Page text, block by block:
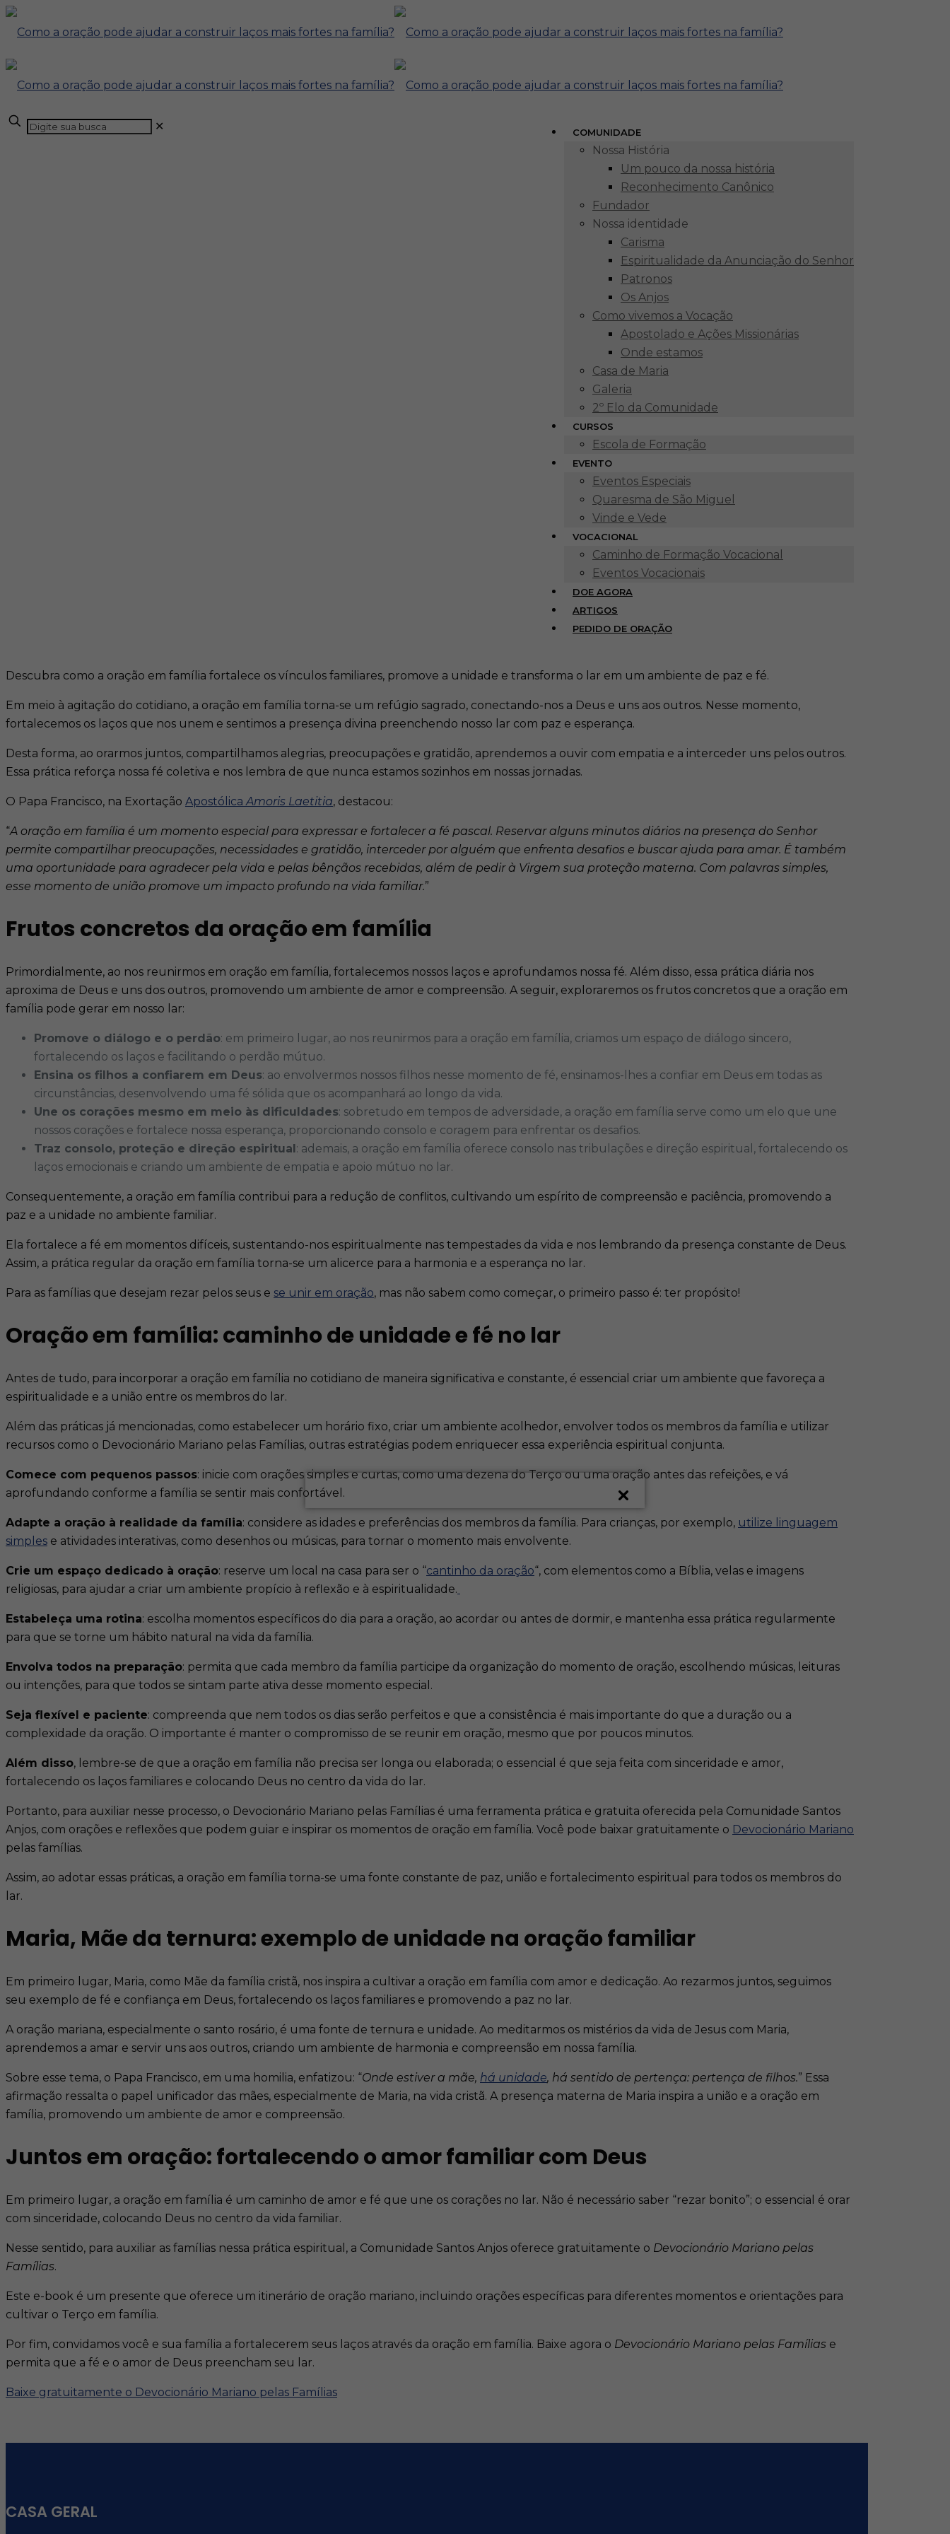
COMUNIDADE
Nossa História
Um pouco da nossa história
Reconhecimento Canônico
Fundador
Nossa identidade
Carisma
Espiritualidade da Anunciação do Senhor
Patronos
Os Anjos
Como vivemos a Vocação
Apostolado e Ações Missionárias
Onde estamos
Casa de Maria
Galeria
2º Elo da Comunidade
CURSOS
Escola de Formação
EVENTO
Eventos Especiais
Quaresma de São Miguel
Vinde e Vede
VOCACIONAL
Caminho de Formação Vocacional
Eventos Vocacionais
DOE AGORA
ARTIGOS
PEDIDO DE ORAÇÃO
✕
Descubra como a oração em família fortalece os vínculos familiares, promove a unidade e transforma o lar em um ambiente de paz e fé.
Em meio à agitação do cotidiano, a oração em família torna-se um refúgio sagrado, conectando-nos a Deus e uns aos outros. Nesse momento,
fortalecemos os laços que nos unem e sentimos a presença divina preenchendo nosso lar com paz e esperança.
Desta forma, ao orarmos juntos, compartilhamos alegrias, preocupações e gratidão, aprendemos a ouvir com empatia e a interceder uns pelos outros.
Essa prática reforça nossa fé coletiva e nos lembra de que nunca estamos sozinhos em nossas jornadas.
O Papa Francisco, na Exortação ApostólicaAmoris Laetitia, destacou:​
“A oração em família é um momento especial para expressar e fortalecer a fé pascal. Reservar alguns minutos diários na presença do Senhor
permite compartilhar preocupações, necessidades e gratidão, interceder por alguém que enfrenta desafios e buscar ajuda para amar. É também
uma oportunidade para agradecer pela vida e pelas bênçãos recebidas, além de pedir à Virgem sua proteção materna. Com palavras simples,
esse momento de união promove um impacto profundo na vida familiar.”
Frutos concretos da oração em família
Primordialmente, ao nos reunirmos em oração em família, fortalecemos nossos laços e aprofundamos nossa fé. Além disso, essa prática diária nos
aproxima de Deus e uns dos outros, promovendo um ambiente de amor e compreensão. A seguir, exploraremos os frutos concretos que a oração em
família pode gerar em nosso lar:​
Promove o diálogo e o perdão: em primeiro lugar, ao nos reunirmos para a oração em família, criamos um espaço de diálogo sincero,
fortalecendo os laços e facilitando o perdão mútuo.​
Ensina os filhos a confiarem em Deus: ao envolvermos nossos filhos nesse momento de fé, ensinamos-lhes a confiar em Deus em todas as
circunstâncias, desenvolvendo uma fé sólida que os acompanhará ao longo da vida.​
Une os corações mesmo em meio às dificuldades: sobretudo em tempos de adversidade, a oração em família serve como um elo que une
nossos corações e fortalece nossa esperança, proporcionando consolo e coragem para enfrentar os desafios.​
Traz consolo, proteção e direção espiritual: ademais, a oração em família oferece consolo nas tribulações e direção espiritual, fortalecendo os
laços emocionais e criando um ambiente de empatia e apoio mútuo no lar.​
Consequentemente, a oração em família contribui para a redução de conflitos, cultivando um espírito de compreensão e paciência, promovendo a
paz e a unidade no ambiente familiar.
Ela fortalece a fé em momentos difíceis, sustentando-nos espiritualmente nas tempestades da vida e nos lembrando da presença constante de Deus.
Assim, a prática regular da oração em família torna-se um alicerce para a harmonia e a esperança no lar.​
Para as famílias que desejam rezar pelos seus e se unir em oração, mas não sabem como começar, o primeiro passo é: ter propósito!
Oração em família: caminho de unidade e fé no lar ​
Antes de tudo, para incorporar a oração em família no cotidiano de maneira significativa e constante, é essencial criar um ambiente que favoreça a
espiritualidade e a união entre os membros do lar.
Além das práticas já mencionadas, como estabelecer um horário fixo, criar um ambiente acolhedor, envolver todos os membros da família e utilizar
recursos como o Devocionário Mariano pelas Famílias, outras estratégias podem enriquecer essa experiência espiritual conjunta.​
Comece com pequenos passos: inicie com orações simples e curtas, como uma dezena do Terço ou uma oração antes das refeições, e vá
aprofundando conforme a família se sentir mais confortável.
Adapte a oração à realidade da família: considere as idades e preferências dos membros da família. Para crianças, por exemplo, utilize linguagem
simples e atividades interativas, como desenhos ou músicas, para tornar o momento mais envolvente. ​
Crie um espaço dedicado à oração: reserve um local na casa para ser o “cantinho da oração“, com elementos como a Bíblia, velas e imagens
religiosas, para ajudar a criar um ambiente propício à reflexão e à espiritualidade.​
Estabeleça uma rotina: escolha momentos específicos do dia para a oração, ao acordar ou antes de dormir, e mantenha essa prática regularmente
para que se torne um hábito natural na vida da família. ​
Envolva todos na preparação: permita que cada membro da família participe da organização do momento de oração, escolhendo músicas, leituras
ou intenções, para que todos se sintam parte ativa desse momento especial.​
Seja flexível e paciente: compreenda que nem todos os dias serão perfeitos e que a consistência é mais importante do que a duração ou a
complexidade da oração. O importante é manter o compromisso de se reunir em oração, mesmo que por poucos minutos.​
Além disso, lembre-se de que a oração em família não precisa ser longa ou elaborada; o essencial é que seja feita com sinceridade e amor,
fortalecendo os laços familiares e colocando Deus no centro da vida do lar.​
Portanto, para auxiliar nesse processo, o Devocionário Mariano pelas Famílias é uma ferramenta prática e gratuita oferecida pela Comunidade Santos
Anjos, com orações e reflexões que podem guiar e inspirar os momentos de oração em família.​ Você pode baixar gratuitamente o Devocionário Mariano
pelas famílias.
Assim, ao adotar essas práticas, a oração em família torna-se uma fonte constante de paz, união e fortalecimento espiritual para todos os membros do
lar.
Maria, Mãe da ternura: exemplo de unidade na oração familiar
Em primeiro lugar, Maria, como Mãe da família cristã, nos inspira a cultivar a oração em família com amor e dedicação. Ao rezarmos juntos, seguimos
seu exemplo de fé e confiança em Deus, fortalecendo os laços familiares e promovendo a paz no lar.​
A oração mariana, especialmente o santo rosário, é uma fonte de ternura e unidade. Ao meditarmos os mistérios da vida de Jesus com Maria,
aprendemos a amar e servir uns aos outros, criando um ambiente de harmonia e compreensão em nossa família.​
Sobre esse tema, o Papa Francisco, em uma homilia, enfatizou: ​“Onde estiver a mãe, há unidade, há sentido de pertença: pertença de filhos.”​ Essa
afirmação ressalta o papel unificador das mães, especialmente de Maria, na vida cristã. A presença materna de Maria inspira a união e a oração em
família, promovendo um ambiente de amor e compreensão.
Juntos em oração: fortalecendo o amor familiar com Deus
Em primeiro lugar, a oração em família é um caminho de amor e fé que une os corações no lar. Não é necessário saber “rezar bonito”; o essencial é orar
com sinceridade, colocando Deus no centro da vida familiar.​
Nesse sentido, para auxiliar as famílias nessa prática espiritual, a Comunidade Santos Anjos oferece gratuitamente o Devocionário Mariano pelas
Famílias.
Este e-book é um presente que oferece um itinerário de oração mariano, incluindo orações específicas para diferentes momentos e orientações para
cultivar o Terço em família.​
Por fim, convidamos você e sua família a fortalecerem seus laços através da oração em família. Baixe agora o Devocionário Mariano pelas Famílias e
permita que a fé e o amor de Deus preencham seu lar.​
Baixe gratuitamente o Devocionário Mariano pelas Famílias
CASA GERAL